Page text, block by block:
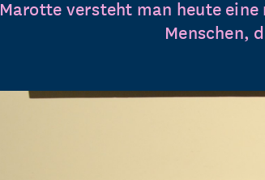
versteht man heute
Menschen,